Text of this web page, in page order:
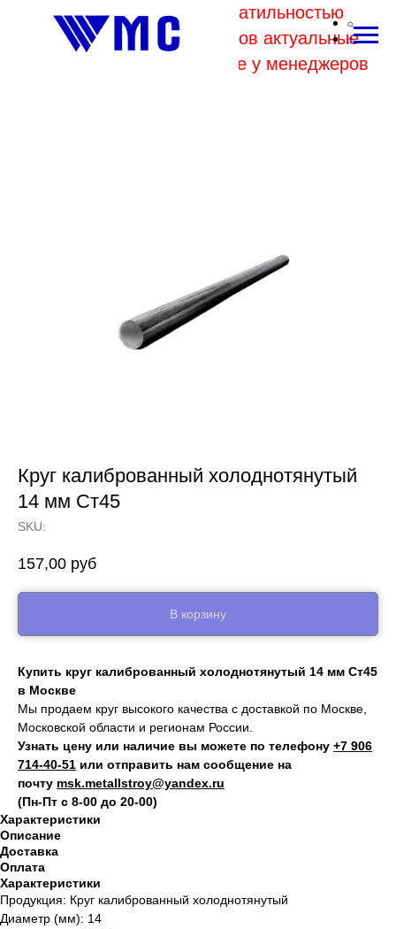
В связи с высокой волатильностью
отпускных цен комбинатов актуальные
цены на металл уточняйте у менеджеров
Круг калиброванный холоднотянутый
14 мм Ст45
SKU:
157,00 руб
В корзину
Купить круг калиброванный холоднотянутый 14 мм Ст45
в Москве
Мы продаем круг высокого качества с доставкой по Москве,
Московской области и регионам России.
Узнать цену или наличие вы можете по телефону +7 906
714‑40-51 или отправить нам сообщение на
почту msk.metallstroy@yandex.ru
(Пн-Пт с 8-00 до 20-00)
Характеристики
Описание
Доставка
Оплата
Характеристики
Продукция: Круг калиброванный холоднотянутый
Диаметр (мм): 14